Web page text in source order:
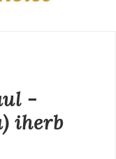
-
iherb